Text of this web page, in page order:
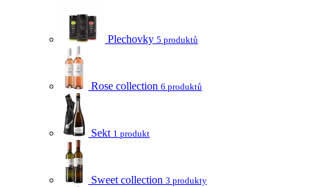
Plechovky 5 produktů
Rose collection 6 produktů
Sekt 1 produkt
Sweet collection 3 produkty